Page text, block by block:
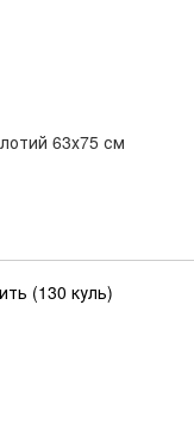
63х75 см